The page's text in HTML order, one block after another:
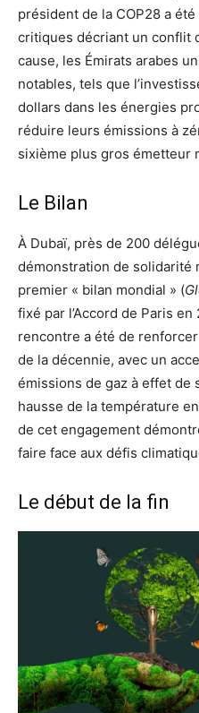
président de la COP28 a
critiques décriant un conflit
cause, les Émirats arabes
notables, tels que
dollars dans les énergies
réduire leurs émissions à
sixième plus gros émetteur
Le Bilan
À Dubaï, près de 200
démonstration de solidarité
premier « bilan mondial » (
fixé par l’Accord de Paris
rencontre a été de renforcer
de la décennie, avec un
émissions de gaz à effet de
hausse de la température
de cet engagement
faire face aux défis
Le début de la fin